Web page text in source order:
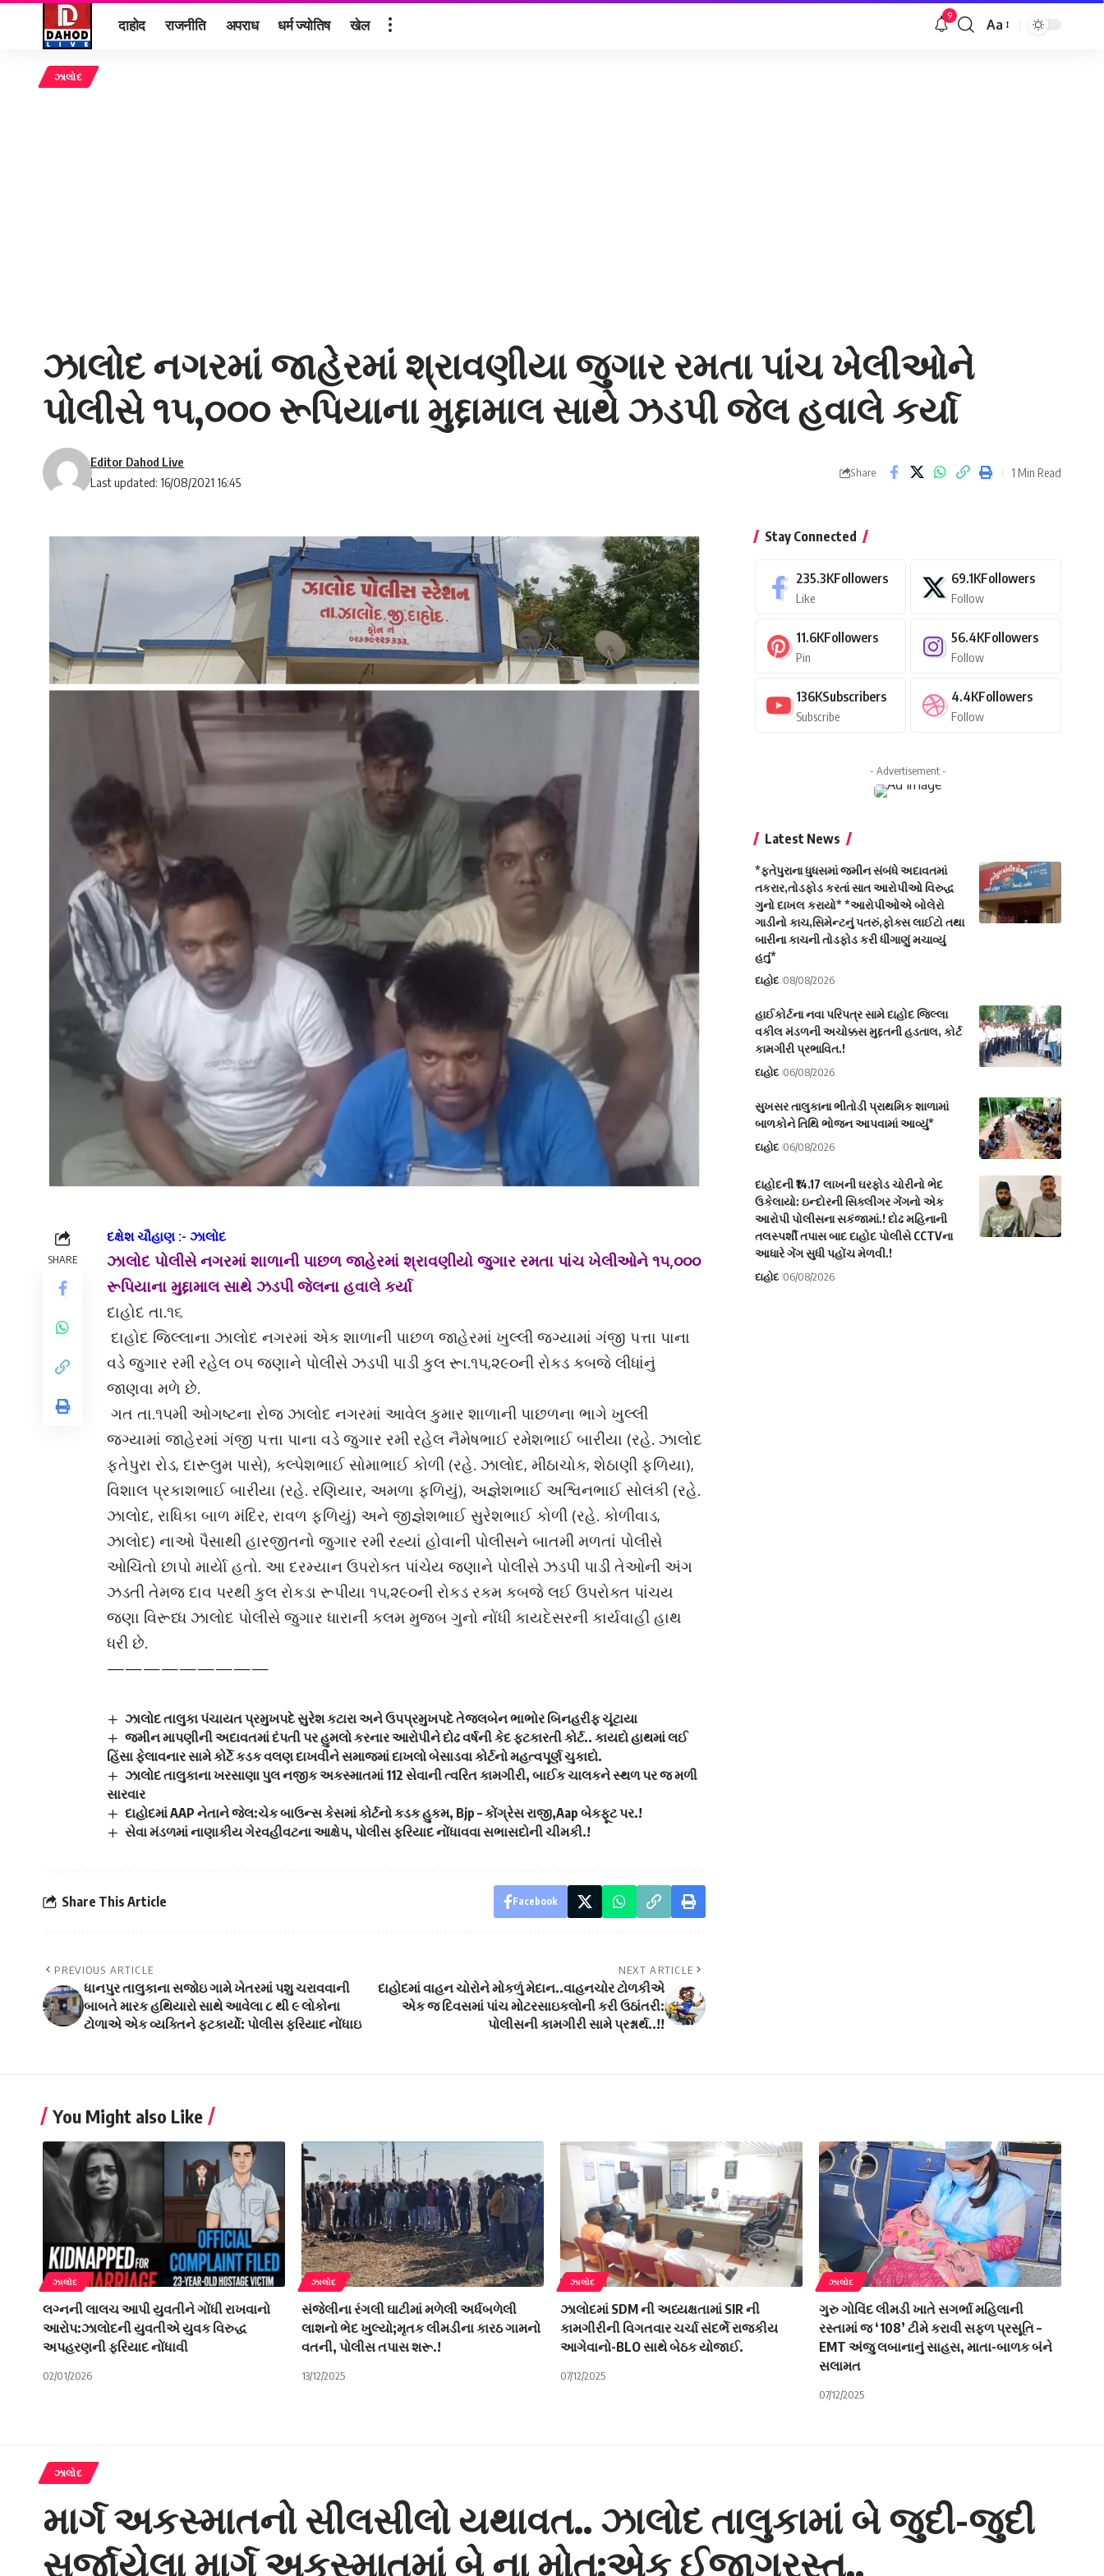
दाहोद राजनीति अपराध धर्म ज्योतिष खेल 9
Font
Aa
ઝાલોદ
ઝાલોદ નગરમાં જાહેરમાં શ્રાવણીયા જુગાર રમતા પાંચ ખેલીઓને
પોલીસે ૧૫,૦૦૦ રૂપિયાના મુદ્દામાલ સાથે ઝડપી જેલ હવાલે કર્યા
Last updated: 16/08/2021 16:45
Editor Dahod Live
Share 1 Min Read
SHARE
દક્ષેશ ચૌહાણ :- ઝાલોદ
ઝાલોદ પોલીસે નગરમાં શાળાની પાછળ જાહેરમાં શ્રાવણીયો જુગાર રમતા પાંચ ખેલીઓને ૧૫,૦૦૦
રૂપિયાના મુદ્દામાલ સાથે ઝડપી જેલના હવાલે કર્યા
દાહોદ તા.૧૬
દાહોદ જિલ્લાના ઝાલોદ નગરમાં એક શાળાની પાછળ જાહેરમાં ખુલ્લી જગ્યામાં ગંજી પત્તા પાના
વડે જુગાર રમી રહેલ ૦૫ જણાને પોલીસે ઝડપી પાડી કુલ રૂા.૧૫,૨૯૦ની રોકડ કબજે લીધાંનું
જાણવા મળે છે.
ગત તા.૧૫મી ઓગષ્ટના રોજ ઝાલોદ નગરમાં આવેલ કુમાર શાળાની પાછળના ભાગે ખુલ્લી
જગ્યામાં જાહેરમાં ગંજી પત્તા પાના વડે જુગાર રમી રહેલ નૈમેષભાઈ રમેશભાઈ બારીયા (રહે. ઝાલોદ
ફતેપુરા રોડ, દારૂલુમ પાસે), કલ્પેશભાઈ સોમાભાઈ કોળી (રહે. ઝાલોદ, મીઠાચોક, શેઠાણી ફળિયા),
વિશાલ પ્રકાશભાઈ બારીયા (રહે. રણિયાર, અમળા ફળિયું), અજ્ઞેશભાઈ અશ્વિનભાઈ સોલંકી (રહે.
ઝાલોદ, રાધિકા બાળ મંદિર, રાવળ ફળિયું) અને જીજ્ઞેશભાઈ સુરેશભાઈ કોળી (રહે. કોળીવાડ,
ઝાલોદ) નાઓ પૈસાથી હારજીતનો જુગાર રમી રહ્યાં હોવાની પોલીસને બાતમી મળતાં પોલીસે
ઓચિંતો છાપો માર્યાે હતો. આ દરમ્યાન ઉપરોક્ત પાંચેય જણાને પોલીસે ઝડપી પાડી તેઓની અંગ
ઝડતી તેમજ દાવ પરથી કુલ રોકડા રૂપીયા ૧૫,૨૯૦ની રોકડ રકમ કબજે લઈ ઉપરોક્ત પાંચય
જણા વિરૂધ્ધ ઝાલોદ પોલીસે જુગાર ધારાની કલમ મુજબ ગુનો નોંધી કાયદેસરની કાર્યવાહી હાથ
ધરી છે.
—————————
ઝાલોદ તાલુકા પંચાયત પ્રમુખપદે સુરેશ કટારા અને ઉપપ્રમુખપદે તેજલબેન ભાભોર બિનહરીફ ચૂંટાયા
જમીન માપણીની અદાવતમાં દંપતી પર હુમલો કરનાર આરોપીને દોઢ વર્ષની કેદ ફટકારતી કોર્ટ.. કાયદો હાથમાં લઈ
હિંસા ફેલાવનાર સામે કોર્ટે કડક વલણ દાખવીને સમાજમાં દાખલો બેસાડવા કોર્ટનો મહત્વપૂર્ણ ચુકાદો.
ઝાલોદ તાલુકાના ખરસાણા પુલ નજીક અકસ્માતમાં 112 સેવાની ત્વરિત કામગીરી, બાઈક ચાલકને સ્થળ પર જ મળી
સારવાર
દાહોદમાં AAP નેતાને જેલ:ચેક બાઉન્સ કેસમાં કોર્ટનો કડક હુકમ, Bjp – કોંગ્રેસ રાજી,Aap બેકફૂટ પર.!
સેવા મંડળમાં નાણાકીય ગેરવહીવટના આક્ષેપ, પોલીસ ફરિયાદ નોંધાવવા સભાસદોની ચીમકી.!
Share This Article Facebook
PREVIOUS ARTICLE
ધાનપુર તાલુકાના સજોઇ ગામે ખેતરમાં પશુ ચરાવવાની
બાબતે મારક હથિયારો સાથે આવેલા ૮ થી ૯ લોકોના
ટોળાએ એક વ્યક્તિને ફટકાર્યો: પોલીસ ફરિયાદ નોંધાઇ
NEXT ARTICLE
દાહોદમાં વાહન ચોરોને મોકળું મેદાન..વાહનચોર ટોળકીએ
એક જ દિવસમાં પાંચ મોટરસાઇકલોની કરી ઉઠાંતરી:
પોલીસની કામગીરી સામે પ્રશ્નાર્થ..!!
Stay Connected
235.3KFollowers
Like
69.1KFollowers
Follow
11.6KFollowers
Pin
56.4KFollowers
Follow
136KSubscribers
Subscribe
4.4KFollowers
Follow
- Advertisement -
Latest News
*ફતેપુરાના ધુધસમાં જમીન સંબંધે અદાવતમાં
તકરાર,તોડફોડ કરતાં સાત આરોપીઓ વિરુદ્ધ
ગુનો દાખલ કરાયો* *આરોપીઓએ બોલેરો
ગાડીનો કાચ,સિમેન્ટનું પતરું,ફોક્સ લાઈટો તથા
બારીના કાચની તોડફોડ કરી ધીંગાણું મચાવ્યું
હતું*
દાહોદ 08/08/2026
હાઈકોર્ટના નવા પરિપત્ર સામે દાહોદ જિલ્લા
વકીલ મંડળની અચોક્કસ મુદ્દતની હડતાલ, કોર્ટ
કામગીરી પ્રભાવિત.!
દાહોદ 06/08/2026
સુખસર તાલુકાના ભીતોડી પ્રાથમિક શાળામાં
બાળકોને તિથિ ભોજન આપવામાં આવ્યું*
દાહોદ 06/08/2026
દાહોદની ₹14.17 લાખની ઘરફોડ ચોરીનો ભેદ
ઉકેલાયો: ઇન્દોરની સિક્લીગર ગેંગનો એક
આરોપી પોલીસના સકંજામાં.! દોઢ મહિનાની
તલસ્પર્શી તપાસ બાદ દાહોદ પોલીસે CCTVના
આધારે ગેંગ સુધી પહોંચ મેળવી.!
દાહોદ 06/08/2026
You Might also Like
ઝાલોદ
લગ્નની લાલચ આપી યુવતીને ગોંધી રાખવાનો
આરોપ:ઝાલોદની યુવતીએ યુવક વિરુદ્ધ
અપહરણની ફરિયાદ નોંધાવી
02/01/2026
ઝાલોદ
સંજેલીના રંગલી ઘાટીમાં મળેલી અર્ધબળેલી
લાશનો ભેદ ખુલ્યો;મૃતક લીમડીના કારઠ ગામનો
વતની, પોલીસ તપાસ શરૂ.!
13/12/2025
ઝાલોદ
ઝાલોદમાં SDM ની અધ્યક્ષતામાં SIR ની
કામગીરીની વિગતવાર ચર્ચા સંદર્ભે રાજકીય
આગેવાનો-BLO સાથે બેઠક યોજાઈ.
07/12/2025
ઝાલોદ
ગુરુ ગોવિંદ લીમડી ખાતે સગર્ભા મહિલાની
રસ્તામાં જ ‘108’ ટીમે કરાવી સફળ પ્રસૂતિ –
EMT અંજુ લબાનાનું સાહસ, માતા-બાળક બંને
સલામત
07/12/2025
ઝાલોદ
માર્ગ અકસ્માતનો સીલસીલો યથાવત.. ઝાલોદ તાલુકામાં બે જુદી-જુદી
સર્જાયેલા માર્ગ અકસ્માતમાં બે ના મોત:એક ઈજાગ્રસ્ત..